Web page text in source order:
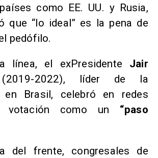
como EE. UU. y Rusia,
que “lo ideal” es la pena de
pedófilo.
línea, el exPresidente Jair
2022), líder de la
en Brasil, celebró en redes
votación como un “paso
del frente, congresales de